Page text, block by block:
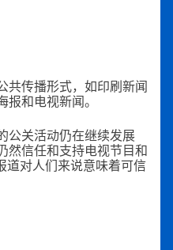
共传播形式，如印刷新闻
和电视新闻。
公关活动仍在继续发展
然信任和支持电视节目和
对人们来说意味着可信